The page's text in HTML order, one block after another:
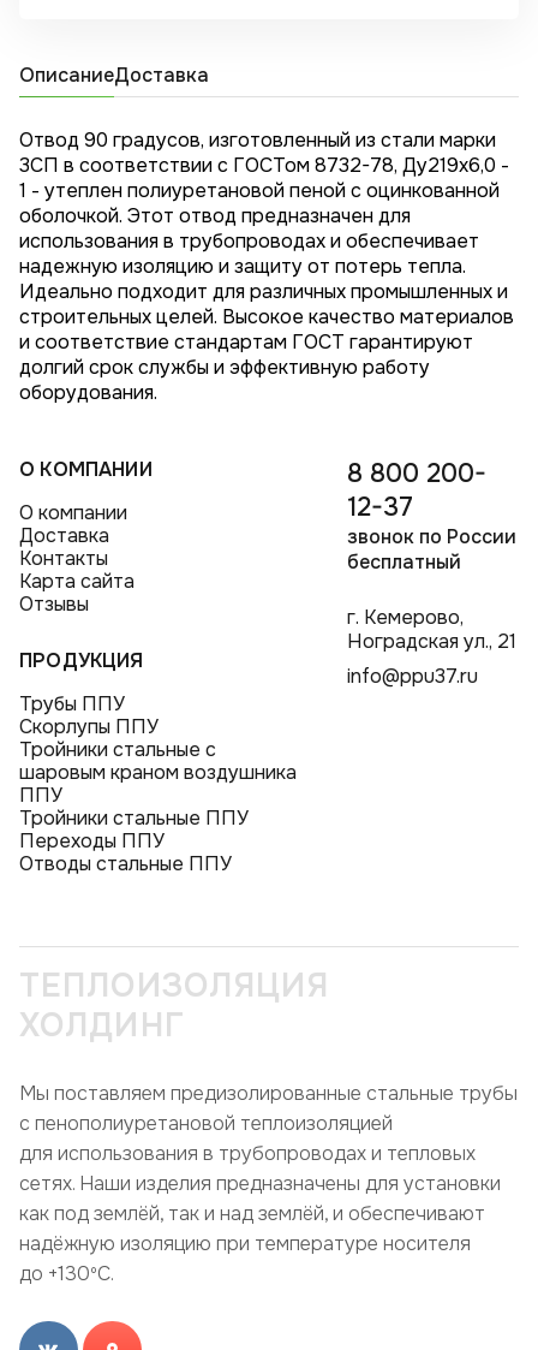
ОписаниеДоставка
Отвод 90 градусов, изготовленный из стали марки
3СП в соответствии с ГОСТом 8732-78, Ду219x6,0 -
1 - утеплен полиуретановой пеной с оцинкованной
оболочкой. Этот отвод предназначен для
использования в трубопроводах и обеспечивает
надежную изоляцию и защиту от потерь тепла.
Идеально подходит для различных промышленных и
строительных целей. Высокое качество материалов
и соответствие стандартам ГОСТ гарантируют
долгий срок службы и эффективную работу
оборудования.
О КОМПАНИИ
О компании
Доставка
Контакты
Карта сайта
Отзывы
ПРОДУКЦИЯ
Трубы ППУ
Скорлупы ППУ
Тройники стальные с
шаровым краном воздушника
ППУ
Тройники стальные ППУ
Переходы ППУ
Отводы стальные ППУ
8 800 200-
12-37
звонок по России
бесплатный
г. Кемерово,
Ноградская ул., 21
info@ppu37.ru
ТЕПЛОИЗОЛЯЦИЯ
ХОЛДИНГ
Мы поставляем предизолированные стальные трубы
с пенополиуретановой теплоизоляцией
для использования в трубопроводах и тепловых
сетях. Наши изделия предназначены для установки
как под землёй, так и над землёй, и обеспечивают
надёжную изоляцию при температуре носителя
до +130ºC.